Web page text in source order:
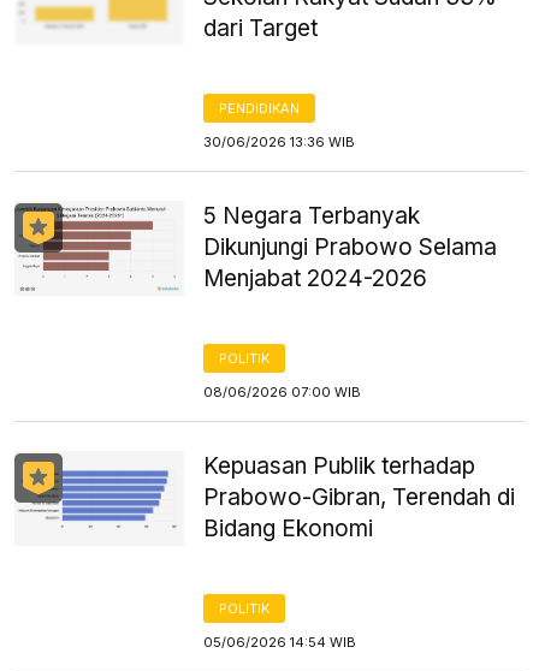
dari Target
PENDIDIKAN
30/06/2026 13:36 WIB
5 Negara Terbanyak
Dikunjungi Prabowo Selama
Menjabat 2024-2026
POLITIK
08/06/2026 07:00 WIB
Kepuasan Publik terhadap
Prabowo-Gibran, Terendah di
Bidang Ekonomi
POLITIK
05/06/2026 14:54 WIB